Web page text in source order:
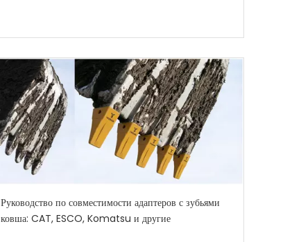
Руководство по совместимости адаптеров с зубьями
ковша: CAT, ESCO, Komatsu и другие